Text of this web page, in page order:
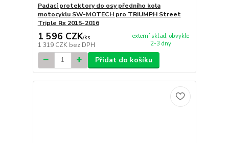
Padací protektory do osy předního kola
motocyklu SW-MOTECH pro TRIUMPH Street
Triple Rx 2015-2016
1 596 CZK/ks
1 319 CZK bez DPH
externí sklad, obvykle
2-3 dny
Přidat do košíku